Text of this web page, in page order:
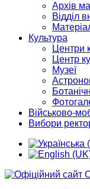
Архів
Відділ
Культура
Центри
Центр
Музеї
Військово-
Вибори